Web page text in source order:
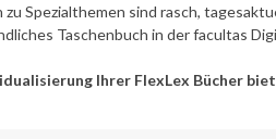
Spezialthemen sind rasch,
Taschenbuch in der facultas
Ihrer FlexLex Bücher